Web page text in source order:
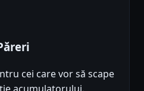
cei care vor să scape